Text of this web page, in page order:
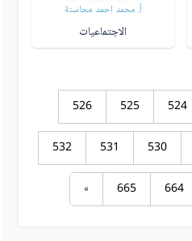
أ. محمد احمد محاسنة
الاجتماعيات
524
525
526
530
531
532
664
665
»